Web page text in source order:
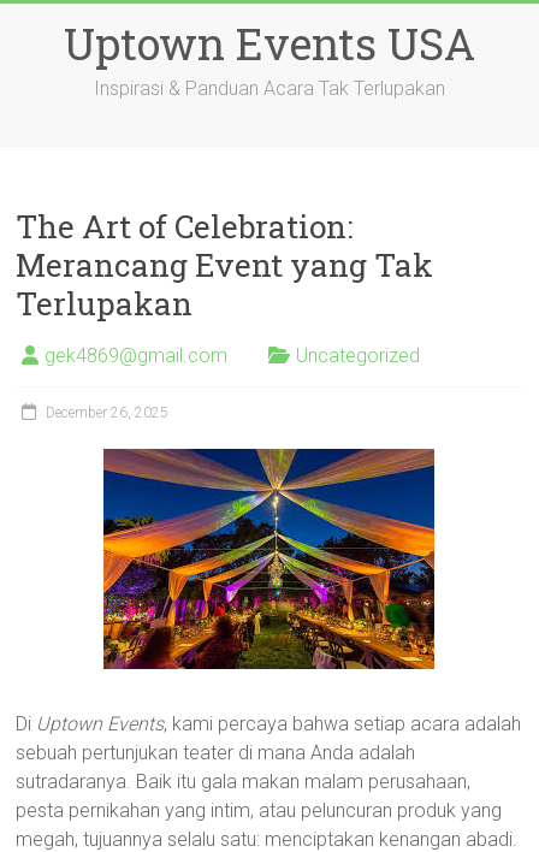
Uptown Events USA
Inspirasi & Panduan Acara Tak Terlupakan
The Art of Celebration:
Merancang Event yang Tak
Terlupakan
gek4869@gmail.com Uncategorized
December 26, 2025
Di Uptown Events, kami percaya bahwa setiap acara adalah
sebuah pertunjukan teater di mana Anda adalah
sutradaranya. Baik itu gala makan malam perusahaan,
pesta pernikahan yang intim, atau peluncuran produk yang
megah, tujuannya selalu satu: menciptakan kenangan abadi.